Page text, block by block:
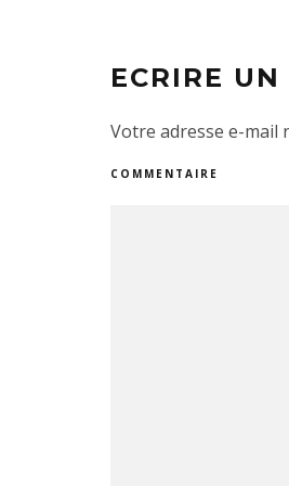
ECRIRE
Votre adresse e-mail
COMMENTAIRE